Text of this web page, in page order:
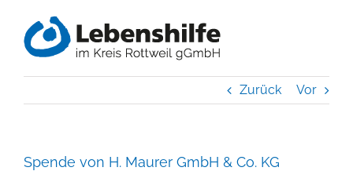
Inhalt
springen
Zurück Vor
Spende von H. Maurer GmbH & Co. KG